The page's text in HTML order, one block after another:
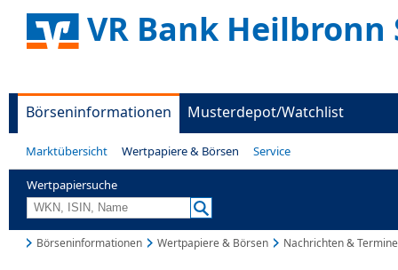
VR Bank Heilbronn
Börseninformationen Musterdepot/Watchlist
Marktübersicht Wertpapiere & Börsen Service
Wertpapiersuche
Börseninformationen Wertpapiere & Börsen Nachrichten & Termine